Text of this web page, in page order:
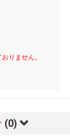
りません。
(0)